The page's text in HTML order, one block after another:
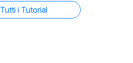
Tutti i Tutorial